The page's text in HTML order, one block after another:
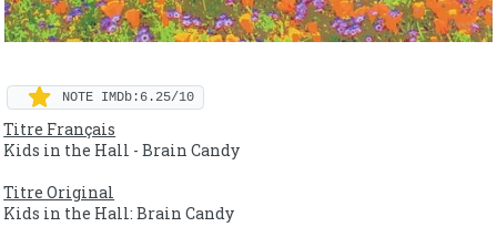
NOTE IMDb:6.25/10
Titre Français
Kids in the Hall - Brain Candy
Titre Original
Kids in the Hall: Brain Candy